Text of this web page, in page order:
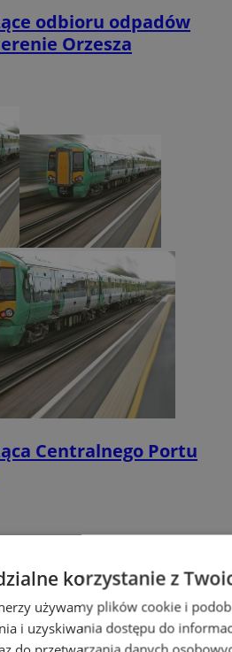
odbioru odpadów
Orzesza
Centralnego Portu
korzystanie z
używamy plików cookie i
i uzyskiwania dostępu do